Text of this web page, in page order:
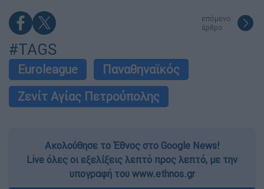
επόμενο
άρθρο
#TAGS
Euroleague
Παναθηναϊκός
Ζενίτ Αγίας Πετρούπολης
Ακολούθησε το Έθνος στο Google News!
Live όλες οι εξελίξεις λεπτό προς λεπτό, με την
υπογραφή του www.ethnos.gr